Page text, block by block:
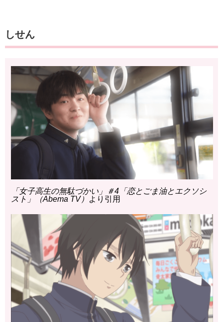
しせん
「女子高生の無駄づかい」＃4「恋とごま油とエクソシ
スト」（Abema TV）
より引用